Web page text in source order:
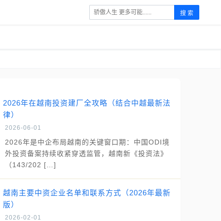
搜 索
2026年在越南投资建厂全攻略（结合中越最新法
律）
2026-06-01
2026年是中企布局越南的关键窗口期：中国ODI境
外投资备案持续收紧穿透监管，越南新《投资法》
（143/202 […]
越南主要中资企业名单和联系方式（2026年最新
版）
2026-02-01